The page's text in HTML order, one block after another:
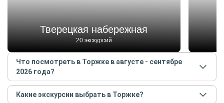
Тверецкая набережная
20 экскурсий
Что посмотреть в Торжке в августе - сентябре
2026 года?
Самые популярные местав Торжкев августе -
сентябре 2026года:
Какие экскурсии выбрать в Торжке?